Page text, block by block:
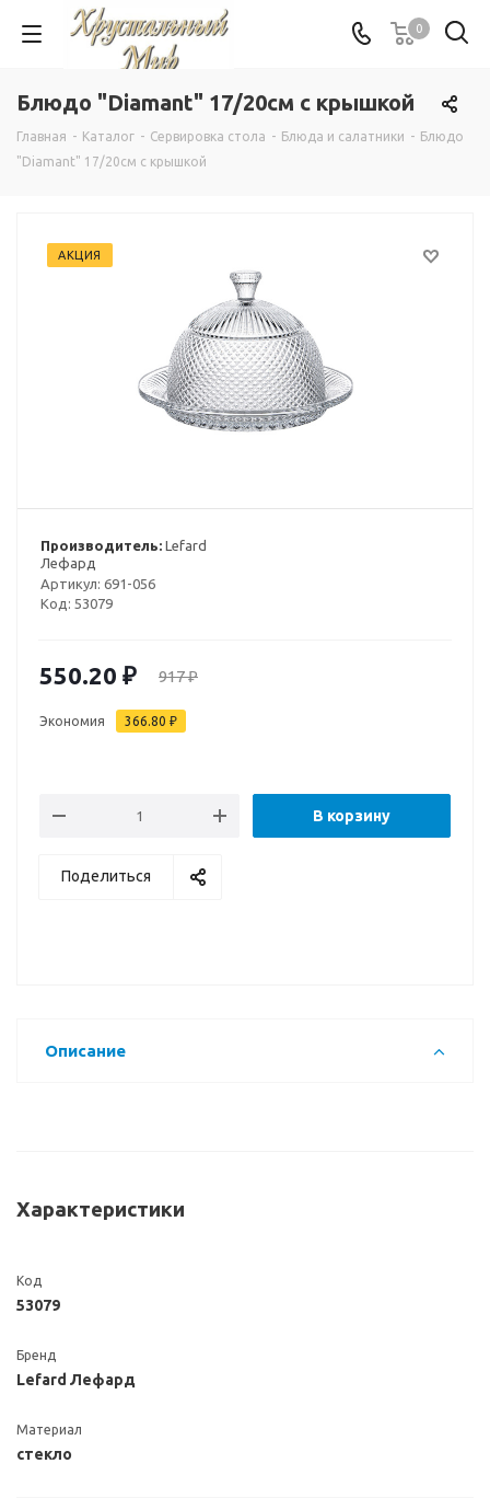
0
Блюдо "Diamant" 17/20см с крышкой
Главная - Каталог - Сервировка стола - Блюда и салатники - Блюдо
"Diamant" 17/20см с крышкой
АКЦИЯ
Производитель: Lefard
Лефард
Артикул: 691-056
Код: 53079
550.20 ₽ 917₽
Экономия 366.80 ₽
В корзину
Поделиться
Описание
Характеристики
Код
53079
Бренд
Lefard Лефард
Материал
стекло